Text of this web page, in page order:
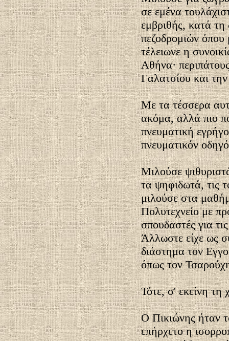
σε εμένα
εμβριθής, κατά τη
πεζοδρομιών όπου
τέλειωνε η
Αθήνα·
Γαλατσίου και
Με τα τέσσερα
ακόμα, αλλά πιο
πνευματική
πνευματικόν
Μιλούσε
τα ψηφιδωτά, τις
μιλούσε στα
Πολυτεχνείο με
σπουδαστές για
Άλλωστε είχε ως
διάστημα τον
όπως τον
Τότε, σ' εκείνη τη
Ο Πικιώνης ήταν
επήρχετο η